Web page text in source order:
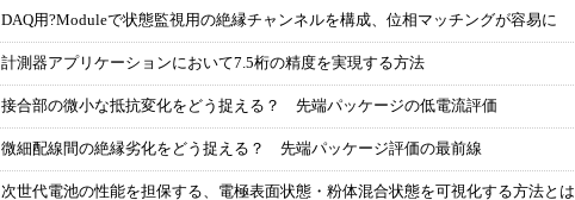
DAQ用?Moduleで状態監視用の絶縁チャンネルを構成、位相マッチングが容易に
計測器アプリケーションにおいて7.5桁の精度を実現する方法
接合部の微小な抵抗変化をどう捉える？ 先端パッケージの低電流評価
微細配線間の絶縁劣化をどう捉える？ 先端パッケージ評価の最前線
次世代電池の性能を担保する、電極表面状態・粉体混合状態を可視化する方法とは